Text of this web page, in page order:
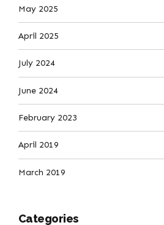
May 2025
April 2025
July 2024
June 2024
February 2023
April 2019
March 2019
Categories